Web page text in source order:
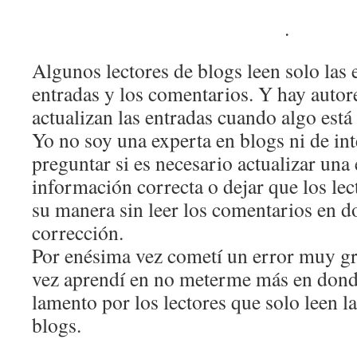
.
Algunos lectores de blogs leen solo las
entradas y los comentarios. Y hay
actualizan las entradas cuando algo
Yo no soy una experta en blogs ni de
preguntar si es necesario actualizar una
información correcta o dejar que los
su manera sin leer los comentarios en
corrección.
Por enésima vez cometí un error muy
vez aprendí en no meterme más en
lamento por los lectores que solo leen
blogs.